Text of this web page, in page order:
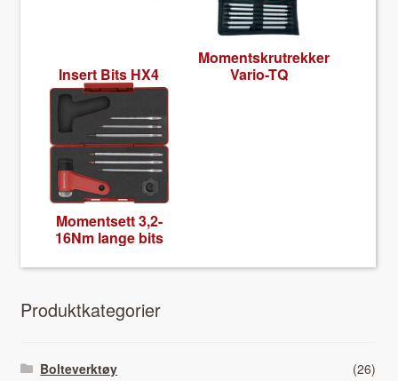
Insert Bits HX4
Momentskrutrekker
Vario-TQ
Momentsett 3,2-
16Nm lange bits
Pro­duk­tkat­e­gori­er
Bolteverktøy (26)